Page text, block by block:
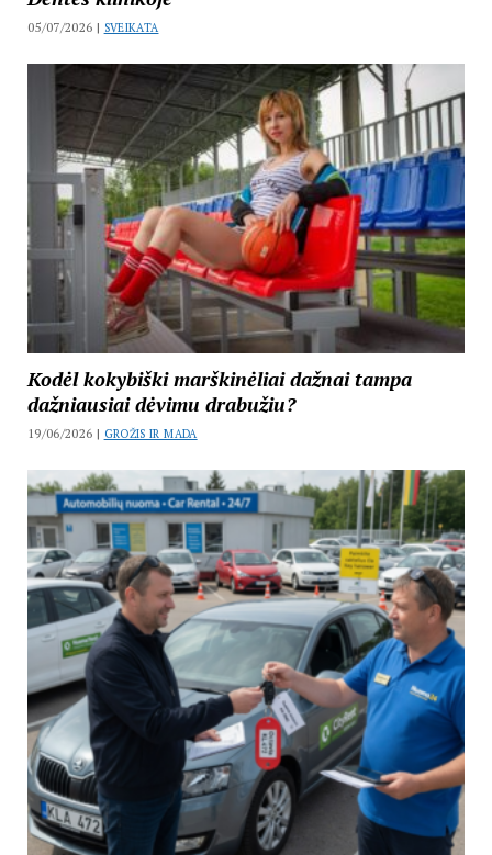
05/07/2026 | SVEIKATA
Kodėl kokybiški marškinėliai dažnai tampa
dažniausiai dėvimu drabužiu?
19/06/2026 | GROŽIS IR MADA